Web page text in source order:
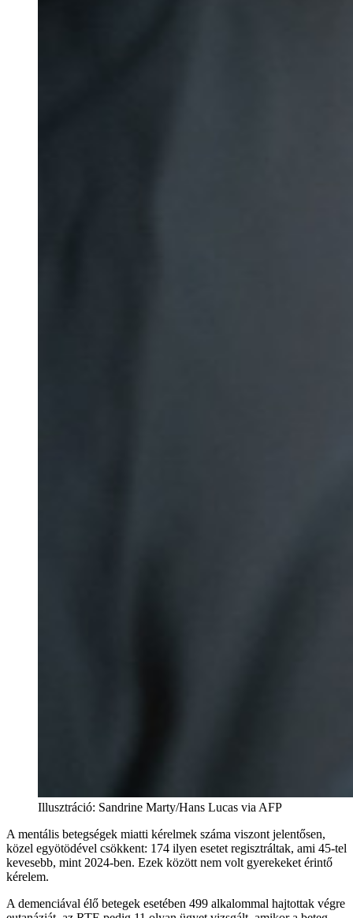
Illusztráció: Sandrine Marty/Hans Lucas via AFP
A mentális betegségek miatti kérelmek száma viszont jelentősen,
közel egyötödével csökkent: 174 ilyen esetet regisztráltak, ami 45-tel
kevesebb, mint 2024-ben. Ezek között nem volt gyerekeket érintő
kérelem.
A demenciával élő betegek esetében 499 alkalommal hajtottak végre